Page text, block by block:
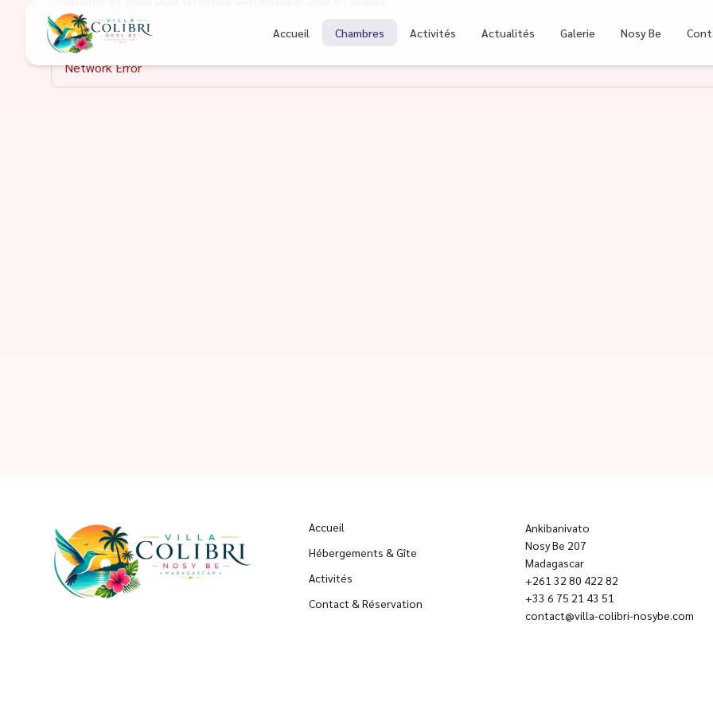
Accueil Chambres Activités Actualités Galerie Nosy Be
Nos chambres
Confort, élégance et vue sur l'océan.
Network Error
Accueil
Hébergements & Gîte
Activités
Contact & Réservation
Ankibanivato
Nosy Be 207
Madagascar
+261 32 80 422 82
+33 6 75 21 43 51
contact@villa-colibri-nosybe.com